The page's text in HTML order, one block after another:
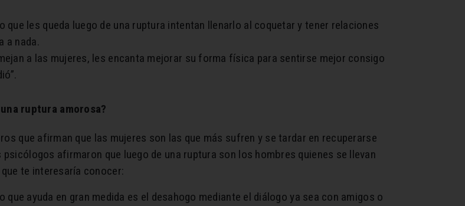
que les queda luego de una ruptura intentan llenarlo al coquetar y tener relaciones
a nada.
a las mujeres, les encanta mejorar su forma física para sentirse mejor consigo
ruptura amorosa?
que afirman que las mujeres son las que más sufren y se tardar en recuperarse
afirmaron que luego de una ruptura son los hombres quienes se llevan
te interesaría conocer:
que ayuda en gran medida es el desahogo mediante el diálogo ya sea con amigos o